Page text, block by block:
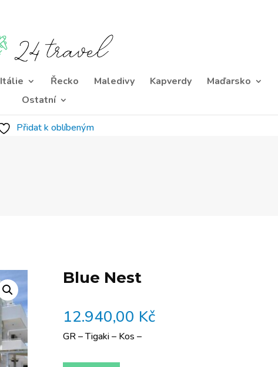
Itálie Řecko Maledivy Kapverdy Maďarsko
Ostatní
Přidat k oblíbeným
Blue Nest
12.940,00 Kč
GR – Tigaki – Kos –